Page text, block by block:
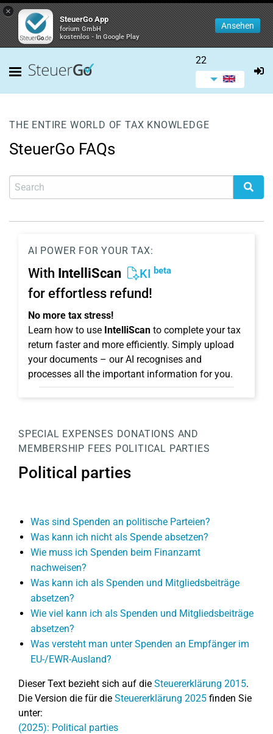
×
SteuerGo App
forium GmbH
kostenlos - In Google Play
Ansehen
22
THE ENTIRE WORLD OF TAX KNOWLEDGE
SteuerGo FAQs
AI POWER FOR YOUR TAX:
With IntelliScan KI beta
for effortless refund!
No more tax stress!
Learn how to use IntelliScan to complete your tax
return faster and more efficiently. Simply upload
your documents – our AI recognises and
processes all the important information for you.
SPECIAL EXPENSES DONATIONS AND
MEMBERSHIP FEES POLITICAL PARTIES
Political parties
Was sind Spenden an politische Parteien?
Was kann ich nicht als Spende absetzen?
Wie muss ich Spenden beim Finanzamt
nachweisen?
Was kann ich als Spenden und Mitgliedsbeiträge
absetzen?
Wie viel kann ich als Spenden und Mitgliedsbeiträge
absetzen?
Was versteht man unter Spenden an Empfänger im
EU-/EWR-Ausland?
Dieser Text bezieht sich auf die Steuererklärung 2015.
Die Version die für die Steuererklärung 2025 finden Sie
unter:
(2025): Political parties